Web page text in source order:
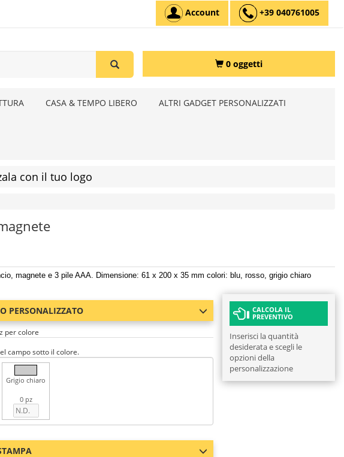
Account +39 040761005
0 oggetti
CASA & TEMPO LIBERO ALTRI GADGET PERSONALIZZATI
con il tuo logo
magnete e 3 pile AAA. Dimensione: 61 x 200 x 35 mm colori: blu, rosso, grigio chiaro
PERSONALIZZATO
per colore
campo sotto il colore.
Grigio chiaro
0 pz
CALCOLA IL
PREVENTIVO
Inserisci la quantità
desiderata e scegli le
opzioni della
personalizzazione